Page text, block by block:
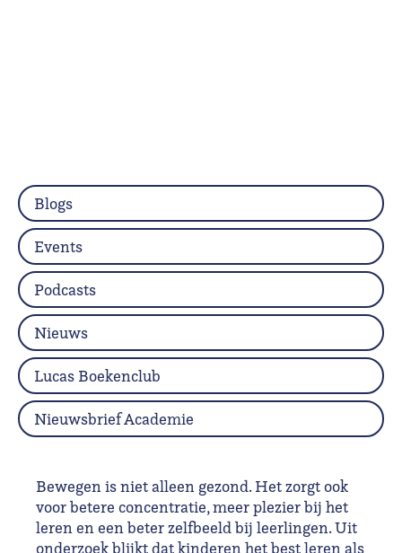
Bewegen is niet alleen gezond. Het zorgt ook
voor betere concentratie, meer plezier bij het
leren en een beter zelfbeeld bij leerlingen. Uit
onderzoek blijkt dat kinderen het best leren als
Blogs
Events
Podcasts
Nieuws
Lucas Boekenclub
Nieuwsbrief Academie